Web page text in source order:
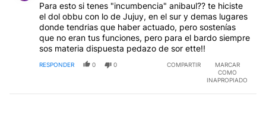
Para esto si tenes "incumbencia" anibaul?? te hiciste
el dol obbu con lo de Jujuy, en el sur y demas lugares
donde tendrias que haber actuado, pero sostenías
que no eran tus funciones, pero para el bardo siempre
sos materia dispuesta pedazo de sor ette!!
RESPONDER 0 0 COMPARTIR
MARCAR
COMO
INAPROPIADO